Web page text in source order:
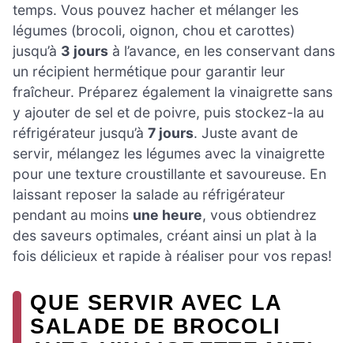
temps. Vous pouvez hacher et mélanger les
légumes (brocoli, oignon, chou et carottes)
jusqu’à 3 jours à l’avance, en les conservant dans
un récipient hermétique pour garantir leur
fraîcheur. Préparez également la vinaigrette sans
y ajouter de sel et de poivre, puis stockez-la au
réfrigérateur jusqu’à 7 jours. Juste avant de
servir, mélangez les légumes avec la vinaigrette
pour une texture croustillante et savoureuse. En
laissant reposer la salade au réfrigérateur
pendant au moins une heure, vous obtiendrez
des saveurs optimales, créant ainsi un plat à la
fois délicieux et rapide à réaliser pour vos repas!
QUE SERVIR AVEC LA
SALADE DE BROCOLI